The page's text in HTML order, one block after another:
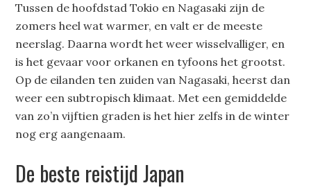
Tussen de hoofdstad Tokio en Nagasaki zijn de
zomers heel wat warmer, en valt er de meeste
neerslag. Daarna wordt het weer wisselvalliger, en
is het gevaar voor orkanen en tyfoons het grootst.
Op de eilanden ten zuiden van Nagasaki, heerst dan
weer een subtropisch klimaat. Met een gemiddelde
van zo’n vijftien graden is het hier zelfs in de winter
nog erg aangenaam.
De beste reistijd Japan